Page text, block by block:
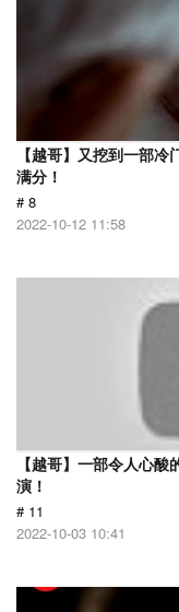
【越哥】又挖到一部
满分！
# 8
2022-10-12 11:58
【越哥】一部令人心
演！
# 11
2022-10-03 10:41